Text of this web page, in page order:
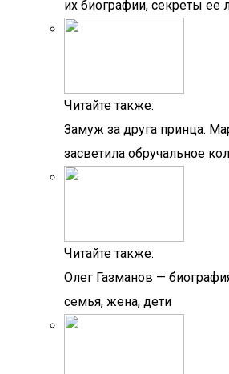
их биографии, секреты ее
Читайте также:
Замуж за друга принца.
засветила обручальное
Читайте также:
Олег Газманов —
семья, жена, дети